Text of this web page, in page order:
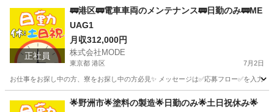
軽作業 時給
正社員
🚃港区🚃電車車両のメンテナンス🚃日勤のみ🚃ME
UAG1
月収312,000円
株式会社MODE
東京都 港区 7月2日
お仕事をお探し中の方、寮をお探し中の方必見✨ メッセージは✅応募フロー✅を入力
その他 未経験
🌟野洲市🌟塗料の製造🌟日勤のみ🌟土日祝休み🌟